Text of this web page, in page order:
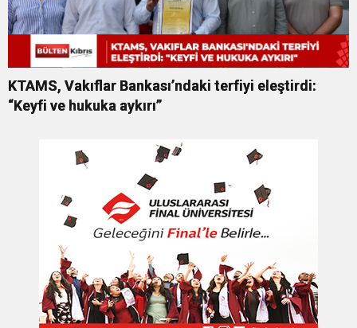
KTAMS, Vakıflar Bankası’ndaki terfiyi eleştirdi:
“Keyfi ve hukuka aykırı”